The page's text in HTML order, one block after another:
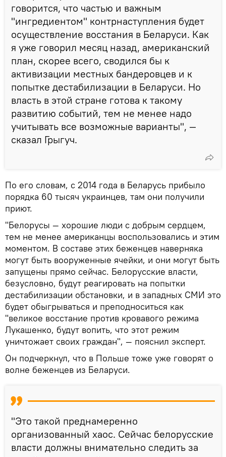
говорится, что частью и важным
"ингредиентом" контрнаступления будет
осуществление восстания в Беларуси. Как
я уже говорил месяц назад, американский
план, скорее всего, сводился бы к
активизации местных бандеровцев и к
попытке дестабилизации в Беларуси. Но
власть в этой стране готова к такому
развитию событий, тем не менее надо
учитывать все возможные варианты", —
сказал Грыгуч.
По его словам, с 2014 года в Беларусь прибыло
порядка 60 тысяч украинцев, там они получили
приют.
"Белорусы ― хорошие люди с добрым сердцем,
тем не менее американцы воспользовались и этим
моментом. В составе этих беженцев наверняка
могут быть вооруженные ячейки, и они могут быть
запущены прямо сейчас. Белорусские власти,
безусловно, будут реагировать на попытки
дестабилизации обстановки, и в западных СМИ это
будет обыгрываться и преподноситься как
"великое восстание против кровавого режима
Лукашенко, будут вопить, что этот режим
уничтожает своих граждан", — пояснил эксперт.
Он подчеркнул, что в Польше тоже уже говорят о
волне беженцев из Беларуси.
"Это такой преднамеренно
организованный хаос. Сейчас белорусские
власти должны внимательно следить за